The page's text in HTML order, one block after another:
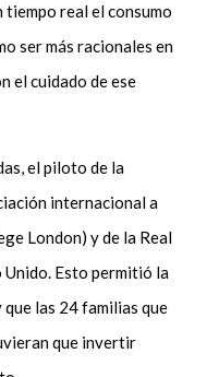
real el consumo
ser más racionales en
el cuidado de ese
el piloto de la
internacional a
London) y de la Real
Unido. Esto permitió la
las 24 familias que
que invertir